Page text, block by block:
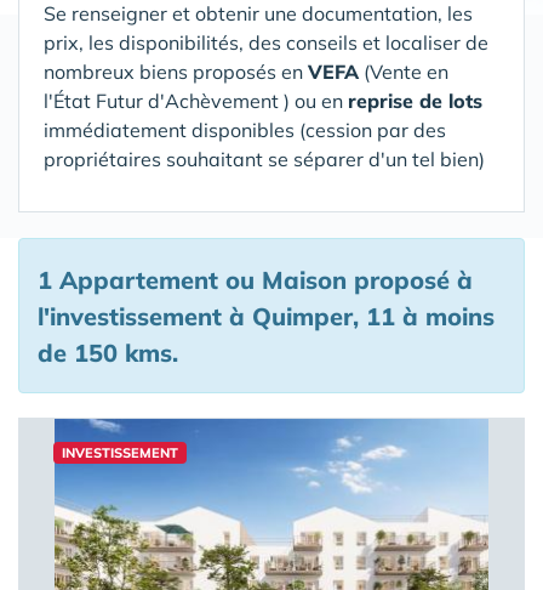
Se renseigner et obtenir une documentation, les
prix, les disponibilités, des conseils et localiser de
nombreux biens proposés en VEFA (Vente en
l'État Futur d'Achèvement ) ou en reprise de lots
immédiatement disponibles (cession par des
propriétaires souhaitant se séparer d'un tel bien)
1 Appartement ou Maison proposé à
l'investissement à Quimper, 11 à moins
de 150 kms.
INVESTISSEMENT